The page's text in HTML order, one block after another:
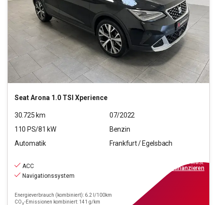
SeatArona 1.0 TSI Xperience
30.725 km
07/2022
110 PS/81 kW
Benzin
Automatik
Frankfurt / Egelsbach
ACC
Navigationssystem
Energieverbrauch (kombiniert): 6.2 l/100km
CO₂-Emissionen kombiniert: 141 g/km
inkl.MwSt.
finanzieren